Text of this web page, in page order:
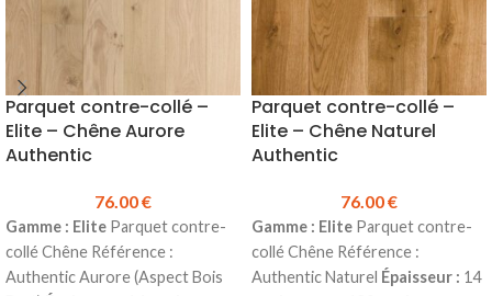
Parquet contre-collé –
Elite – Chêne Aurore
Authentic
76.00€
Gamme : Elite Parquet contre-
collé Chêne Référence :
Authentic Aurore (Aspect Bois
Parquet contre-collé –
Elite – Chêne Naturel
Authentic
76.00€
Gamme : Elite Parquet contre-
collé Chêne Référence :
Authentic Naturel Épaisseur : 14